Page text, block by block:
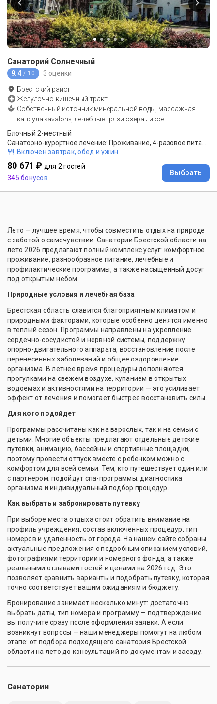
Санаторий Солнечный
9.4 / 10 3 оценки
Брестский район
Желудочно-кишечный тракт
Собственный источник минеральной воды, массажная
капсула «avalon», лечебные грязи озера дикое
Блочный 2-местный
Санаторно-курортное лечение: Проживание, 4-разовое питание (Заказное меню), лечение по назначению врача
Включен завтрак, обед и ужин
80 671 ₽ для 2 гостей
345 бонусов
Выбрать
Лето — лучшее время, чтобы совместить отдых на природе
с заботой о самочувствии. Санатории Брестской области на
лето 2026 предлагают полный комплекс услуг: комфортное
проживание, разнообразное питание, лечебные и
профилактические программы, а также насыщенный досуг
под открытым небом.
Природные условия и лечебная база
Брестская область славится благоприятным климатом и
природными факторами, которые особенно ценятся именно
в теплый сезон. Программы направлены на укрепление
сердечно-сосудистой и нервной системы, поддержку
опорно-двигательного аппарата, восстановление после
перенесенных заболеваний и общее оздоровление
организма. В летнее время процедуры дополняются
прогулками на свежем воздухе, купанием в открытых
водоемах и активностями на территории — это усиливает
эффект от лечения и помогает быстрее восстановить силы.
Для кого подойдет
Программы рассчитаны как на взрослых, так и на семьи с
детьми. Многие объекты предлагают отдельные детские
путёвки, анимацию, бассейны и спортивные площадки,
поэтому провести отпуск вместе с ребенком можно с
комфортом для всей семьи. Тем, кто путешествует один или
с партнером, подойдут спа-программы, диагностика
организма и индивидуальный подбор процедур.
Как выбрать и забронировать путевку
При выборе места отдыха стоит обратить внимание на
профиль учреждения, состав включенных процедур, тип
номеров и удаленность от города. На нашем сайте собраны
актуальные предложения с подробным описанием условий,
фотографиями территории и номерного фонда, а также
реальными отзывами гостей и ценами на 2026 год. Это
позволяет сравнить варианты и подобрать путевку, которая
точно соответствует вашим ожиданиям и бюджету.
Бронирование занимает несколько минут: достаточно
выбрать даты, тип номера и программу — подтверждение
вы получите сразу после оформления заявки. А если
возникнут вопросы — наши менеджеры помогут на любом
этапе: от подбора подходящего санатория Брестской
области на лето до консультаций по документам и заезду.
Санатории